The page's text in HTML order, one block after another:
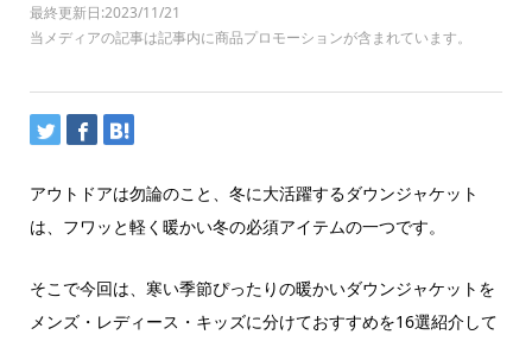
最終更新日:2023/11/21
当メディアの記事は記事内に商品プロモーションが含まれています。
アウトドアは勿論のこと、冬に大活躍するダウンジャケット
は、フワッと軽く暖かい冬の必須アイテムの一つです。
そこで今回は、寒い季節ぴったりの暖かいダウンジャケットを
メンズ・レディース・キッズに分けておすすめを16選紹介して